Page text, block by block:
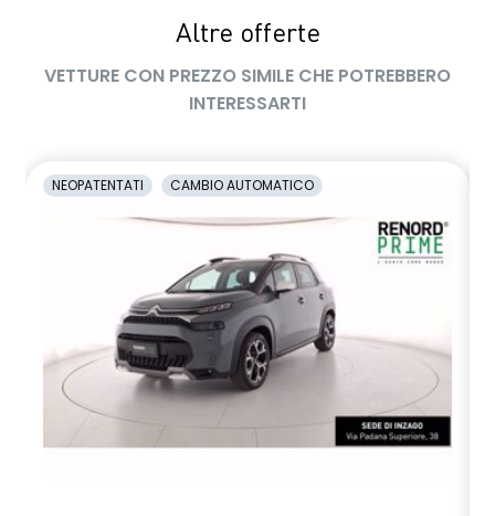
Volante regolabile in altezza e profondità
Altre offerte
VETTURE CON PREZZO SIMILE CHE POTREBBERO
INTERESSARTI
NEOPATENTATI CAMBIO AUTOMATICO